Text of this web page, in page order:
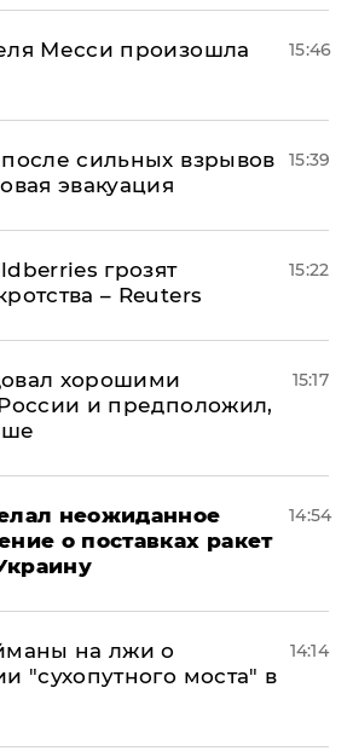
Месси произошла
15:46
сильных взрывов
эвакуация
15:39
грозят
– Reuters
15:22
хорошими
и предположил,
15:17
неожиданное
о поставках ракет
14:54
на лжи о
"сухопутного моста" в
14:14